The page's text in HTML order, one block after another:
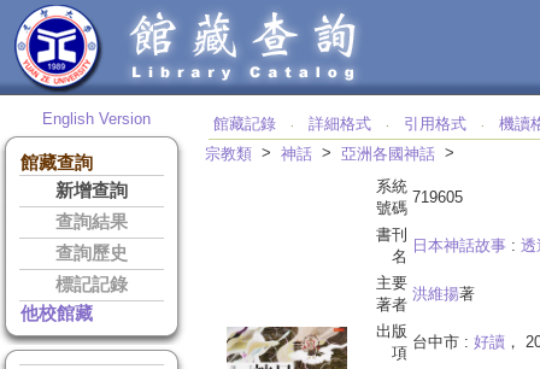
English Version
館藏查詢
新增查詢
查詢結果
查詢歷史
標記記錄
他校館藏
館藏記錄 ‧ 詳細格式 ‧ 引用格式 ‧
機讀
宗教類 > 神話 > 亞洲各國神話 >
系統
號碼
719605
書刊
名
日本神話故事 : 透
主要
著者
洪維揚著
出版
項
台中市 : 好讀 ，